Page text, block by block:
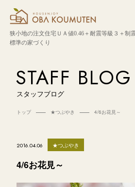
狭小地の注文住宅ＵＡ値0.46＋耐震等級３＋制
標準の家づくり
STAFF BLOG
スタッフブログ
トップ ★つぶやき 4/6お花見～
2016.04.06 ★つぶやき
4/6お花見～